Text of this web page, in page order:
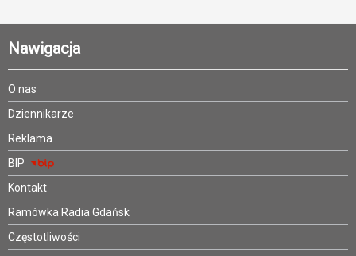
Nawigacja
O nas
Dziennikarze
Reklama
BIP
Kontakt
Ramówka Radia Gdańsk
Częstotliwości